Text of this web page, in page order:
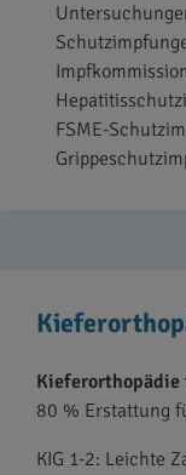
FSME-
80 % Erstattung
KIG 1-2: Leichte